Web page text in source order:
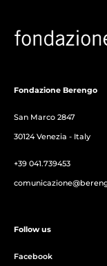
Fondazione Berengo
San Marco 2847
30124 Venezia - Italy
+39 041.739453
Follow us
Facebook